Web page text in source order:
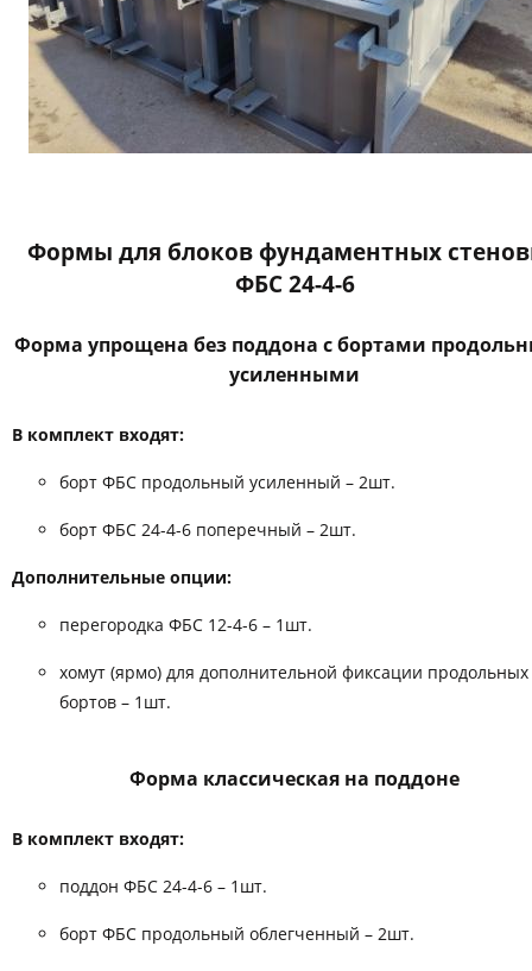
Формы для блоков фундаментных
ФБС 24-4-6
Форма упрощена без поддона с бортами
усиленными
В комплект входят:
борт ФБС продольный усиленный – 2шт.
борт ФБС 24-4-6 поперечный – 2шт.
Дополнительные опции:
перегородка ФБС 12-4-6 – 1шт.
хомут (ярмо) для дополнительной фиксации продольных
бортов – 1шт.
Форма классическая на поддоне
В комплект входят:
поддон ФБС 24-4-6 – 1шт.
борт ФБС продольный облегченный – 2шт.